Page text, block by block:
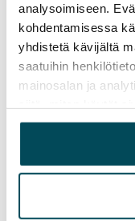
analysoimiseen.
kohdentamisessa
yhdistetä kävijältä
saatuihin
mainosalan ja
yhdistää näitä
heille tai joita on
palvelujaan.